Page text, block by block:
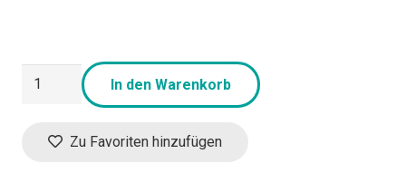
Protein45
In den Warenkorb
Zu Favoriten hinzufügen